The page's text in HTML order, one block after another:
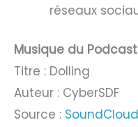
réseaux
Musique du
Titre : Dolling
Auteur : CyberSDF
Source : SoundCloud